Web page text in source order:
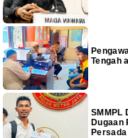
Tengah
SMMPL
Dugaan
Persada